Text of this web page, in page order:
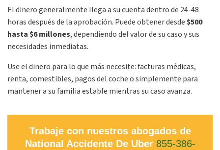
El dinero generalmente llega a su cuenta dentro de 24-48
horas después de la aprobación. Puede obtener desde$500
hasta $6 millones, dependiendo del valor de su caso y sus
necesidades inmediatas.
Use el dinero para lo que más necesite: facturas médicas,
renta, comestibles, pagos del coche o simplemente para
mantener a su familia estable mientras su caso avanza.
Trabaje con nuestros abogados de
National Accidente De Uber 855-386-